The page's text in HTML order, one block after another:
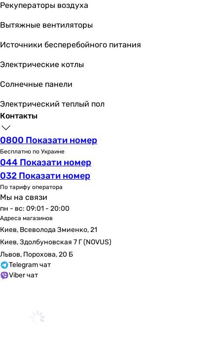
Рекуператоры воздуха
Вытяжные вентиляторы
Источники бесперебойного питания
Электрические котлы
Солнечные панели
Электрический теплый пол
Контакты
0800 Показати номер
Бесплатно по Украине
044 Показати номер
032 Показати номер
По тарифу оператора
Мы на связи
пн - вс: 09:01 - 20:00
Адреса магазинов
Киев, Всеволода Змиенко, 21
Киев, Здолбуновская 7 Г (NOVUS)
Львов, Порохова, 20 Б
Telegram чат
Viber чат